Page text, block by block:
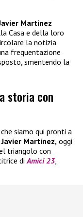
Martinez
Casa e della loro
la notizia
frequentazione
smentendo la
storia con
siamo qui pronti a
Javier Martinez, oggi
triangolo con
di Amici 23